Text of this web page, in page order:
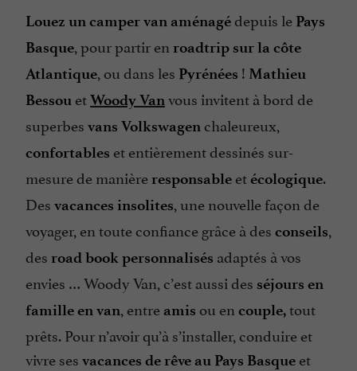
Louez un camper van aménagédepuis le Pays
Basque, pour partir en roadtrip sur la côte
Atlantique, ou dans les Pyrénées ! Mathieu
Bessou etWoody Vanvous invitent à bord de
superbes vans Volkswagen chaleureux,
confortables et entièrement dessinés sur-
mesure de manière responsable etécologique.
Des vacances insolites, une nouvelle façon de
voyager, en toute confiance grâce à des conseils,
des road book personnalisés adaptés à vos
envies … Woody Van, c’est aussi des séjours en
famille en van, entre amis ou en couple,tout
prêts. Pour n’avoir qu’à s’installer, conduire et
vivre ses vacances de rêve au Pays Basque et